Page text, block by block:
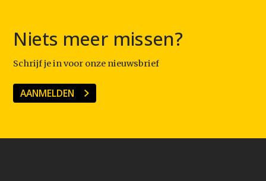
Niets meer missen?
Schrijf je in voor onze nieuwsbrief
AANMELDEN